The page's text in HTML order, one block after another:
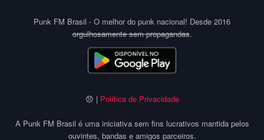
Punk FM Brasil - O melhor do punk nacional! Desde 2016
orgulhosamente sem propagandas.
😞 | Política de Privacidade
A Punk FM Brasil é uma iniciativa sem fins lucrativos mantida pelos
ouvintes, bandas e amigos parceiros.